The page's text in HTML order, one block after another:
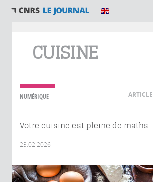
CUISINE
NUMÉRIQUE ARTICLE
Votre cuisine est pleine de maths
23.02.2026